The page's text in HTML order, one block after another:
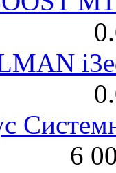
6